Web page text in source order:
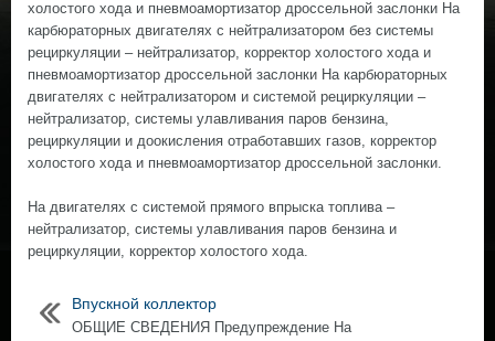
холостого хода и пневмоамортизатор дроссельной заслонки На
карбюраторных двигателях с нейтрализатором без системы
рециркуляции – нейтрализатор, корректор холостого хода и
пневмоамортизатор дроссельной заслонки На карбюраторных
двигателях с нейтрализатором и системой рециркуляции –
нейтрализатор, системы улавливания паров бензина,
рециркуляции и доокисления отработавших газов, корректор
холостого хода и пневмоамортизатор дроссельной заслонки.
На двигателях с системой прямого впрыска топлива –
нейтрализатор, системы улавливания паров бензина и
рециркуляции, корректор холостого хода.
Впускной коллектор
ОБЩИЕ СВЕДЕНИЯ Предупреждение На